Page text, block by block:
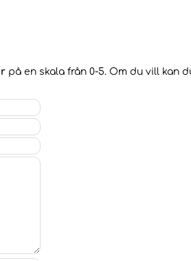
på en skala från 0-5. Om du vill kan